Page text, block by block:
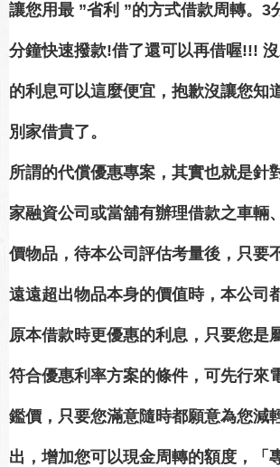
讓您用最 ”省利 ”的方式借款周轉。3
分鐘快速撥款!借了還可以再借喔!!!
的利息可以這麼便宜，抱歉沒讓您知
別家借貴了。
所謂的代償優惠專案，其實也就是針
家融資公司或當舖有辦理借款之車輛
價物品，待本公司評估考量後，只要
遠遠超出物品本身的價值時，本公司
原本借款時更優惠的利息，只要您是
符合優惠利率方案的條件，可先行來
鑑價，只要您滿意隨時都願意為您減
出，增加您可以現金周轉的額度，「